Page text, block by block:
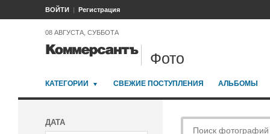
ВОЙТИ Регистрация
08 АВГУСТА, СУББОТА
Фото
КАТЕГОРИИ СВЕЖИЕ ПОСТУПЛЕНИЯ АЛЬБОМЫ
ДАТА